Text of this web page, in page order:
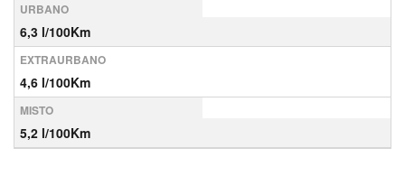
URBANO
6,3 l/100Km
EXTRAURBANO
4,6 l/100Km
MISTO
5,2 l/100Km